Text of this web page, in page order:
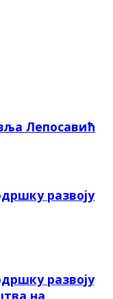
Лепосавић
развоју
развоју
на